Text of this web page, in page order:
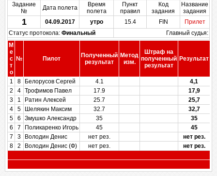
Задание
№
Дата полета
Время
полета
Пункт
правил
Код
задания
Название
задания
1 04.09.2017 утро 15.4 FIN
Прилет
Статус протокола: Финальный
Главный судья:
М
е
с
т
о
№ Пилот
Полученный
результат
Метод
изм.
Штраф на
полученный
результат
Результат
1 8 Белорусов Сергей 4.1
4,1
2
4 Трофимов Павел 17.9
17,9
3
1 Ратин Алексей 25.7
25,7
4
5 Шелякин Максим 32.7
32,7
5
6 Змушко Александр 35
35
6
7 Поликаренко Игорь 45
45
7
3 Володин Денис нет рез.
нет рез.
8
2 Володин Денис (Ф) нет рез. нет рез.